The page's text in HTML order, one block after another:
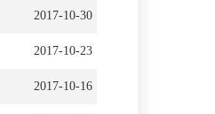
2017-10-30
2017-10-23
2017-10-16